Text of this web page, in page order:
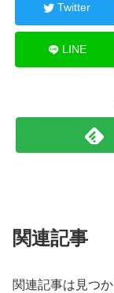
Twitter
LINE
関連記事
関連記事は見つ